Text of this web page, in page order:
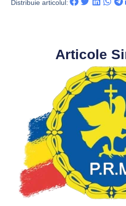
Distribuie articolul:
Articole